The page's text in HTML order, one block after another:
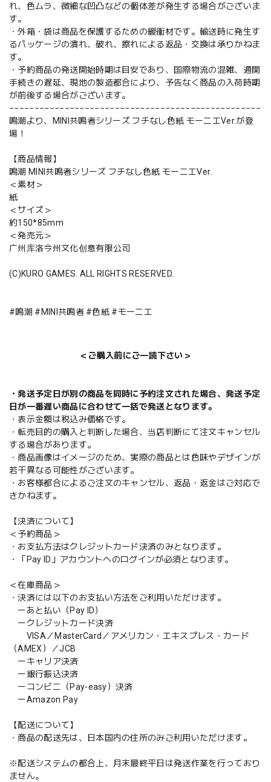
れ、色ムラ、微細な凹凸などの個体差が発生する場合がございま
す。
・外箱・袋は商品を保護するための緩衝材です。輸送時に発生す
るパッケージの潰れ、破れ、擦れによる返品・交換は承りかねま
す。
・予約商品の発送開始時期は目安であり、国際物流の混雑、通関
手続きの遅延、現地の製造都合により、予告なく商品の入荷時期
が前後する場合がございます。
−−−−−−−−−−−−−−−−−−−−−−−−−−−−−−−−−−−−−−−−−−−−−−−−−−
鳴潮より、MINI共鳴者シリーズ フチなし色紙 モーニエVer.が登
場！
【商品情報】
鳴潮 MINI共鳴者シリーズ フチなし色紙 モーニエVer.
＜素材＞
紙
＜サイズ＞
約150*85mm
＜発売元＞
广州库洛今州文化创意有限公司
(C)KURO GAMES. ALL RIGHTS RESERVED.
#鳴潮 #MINI共鳴者 #色紙 #モーニエ
＜ご購入前にご一読下さい＞
・発送予定日が別の商品を同時に予約注文された場合、発送予定
日が一番遅い商品に合わせて一括で発送となります。
・表示金額は税込み価格です。
・転売目的の購入と判断した場合、当店判断にて注文キャンセル
する場合があります。
・商品画像はイメージのため、実際の商品とは色味やデザインが
若干異なる可能性がございます。
・お客様都合によるご注文のキャンセル、返品・返金はご対応で
きかねます。
【決済について】
＜予約商品＞
・お支払方法はクレジットカード決済のみとなります。
・「Pay ID」アカウントへのログインが必須となります。
＜在庫商品＞
・決済には以下のお支払い方法をご利用いただけます。
ーあと払い（Pay ID）
ークレジットカード決済
VISA／MasterCard／アメリカン・エキスプレス・カード
（AMEX）／JCB
ーキャリア決済
ー銀行振込決済
ーコンビニ（Pay-easy）決済
ーAmazon Pay
【配送について】
・商品の配送先は、日本国内の住所のみご利用いただけます。
※配送システムの都合上、月末最終平日は発送作業を行っており
ません。